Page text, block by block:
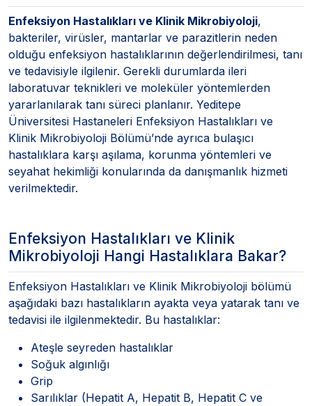
Enfeksiyon Hastalıkları ve Klinik Mikrobiyoloji,
bakteriler, virüsler, mantarlar ve parazitlerin neden
olduğu enfeksiyon hastalıklarının değerlendirilmesi, tanı
ve tedavisiyle ilgilenir. Gerekli durumlarda ileri
laboratuvar teknikleri ve moleküler yöntemlerden
yararlanılarak tanı süreci planlanır. Yeditepe
Üniversitesi Hastaneleri Enfeksiyon Hastalıkları ve
Klinik Mikrobiyoloji Bölümü’nde ayrıca bulaşıcı
hastalıklara karşı aşılama, korunma yöntemleri ve
seyahat hekimliği konularında da danışmanlık hizmeti
verilmektedir.
Enfeksiyon Hastalıkları ve Klinik
Mikrobiyoloji Hangi Hastalıklara Bakar?
Enfeksiyon Hastalıkları ve Klinik Mikrobiyoloji bölümü
aşağıdaki bazı hastalıkların ayakta veya yatarak tanı ve
tedavisi ile ilgilenmektedir. Bu hastalıklar:
Ateşle seyreden hastalıklar
Soğuk algınlığı
Grip
Sarılıklar (Hepatit A, Hepatit B, Hepatit C ve